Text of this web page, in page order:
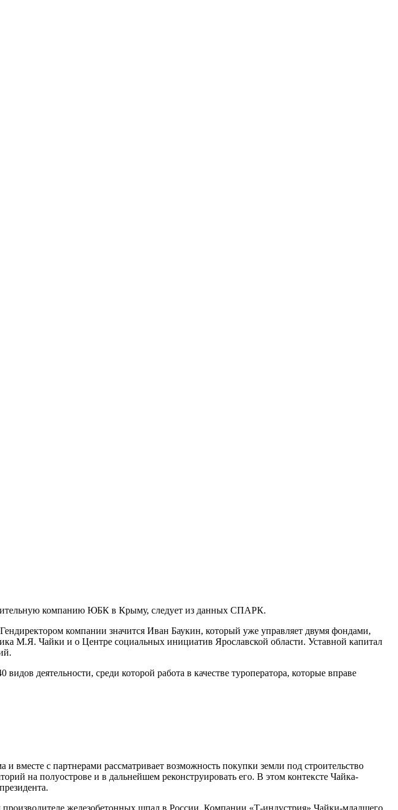
компанию ЮБК в Крыму, следует из данных​ СПАРК.
компании значится Иван Баукин, который уже управляет двумя фондами,
М.Я. Чайки и о Центре социальных инициатив Ярославской области. Уставной капитал
деятельности, среди которой работа в качестве туроператора, которые вправе
вместе с партнерами рассматривает возможность покупки земли под строительство
на полуострове и в дальнейшем реконструировать его. В этом контексте Чайка-
железобетонных шпал в России. Компании «Т-индустрия» Чайки-младшего